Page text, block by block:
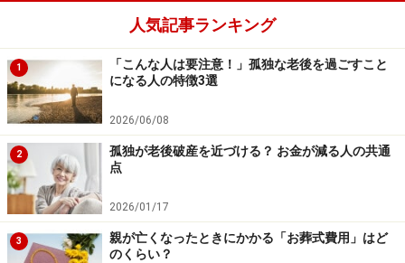
「売り」や「ネットワーク」は？
「早期希望退職」への対応を決めるには、少なくとも次
の3点を熟慮する必要があります。
割り増し加算の退職金で退職後の収入ダウンを賄え
るか
現在の会社の将来性
人気記事ランキング
1
「こんな人は要注意！」孤独な老後を過ごすこと
になる人の特徴3選
2026/06/08
2
孤独が老後破産を近づける？ お金が減る人の共通
点
2026/01/17
3
親が亡くなったときにかかる「お葬式費用」はど
のくらい？